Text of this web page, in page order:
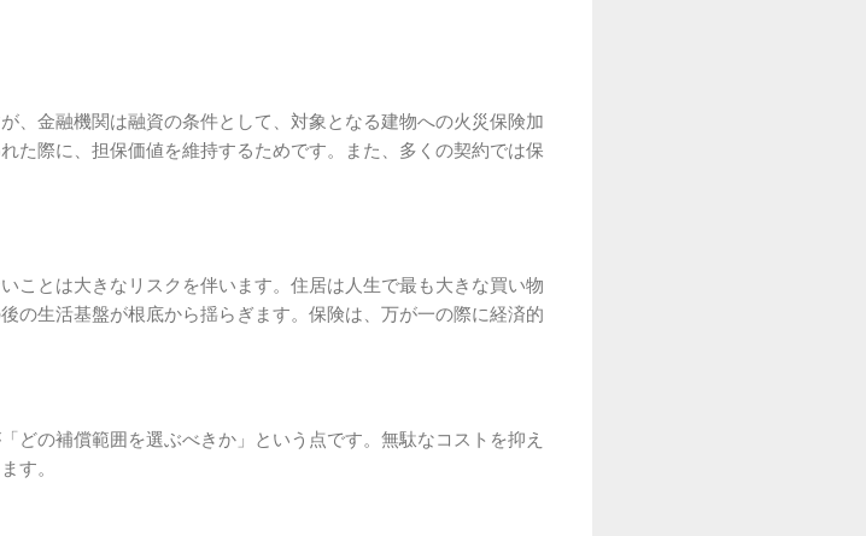
、金融機関は融資の条件として、対象となる建物への火災保険加
た際に、担保価値を維持するためです。また、多くの契約では保
ことは大きなリスクを伴います。住居は人生で最も大きな買い物
の生活基盤が根底から揺らぎます。保険は、万が一の際に経済的
どの補償範囲を選ぶべきか」という点です。無駄なコストを抑え
す。